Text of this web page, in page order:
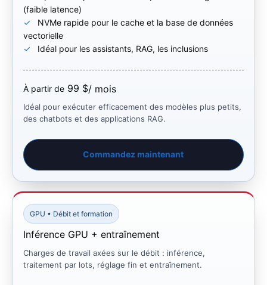
(faible latence)
NVMe rapide pour le cache et la base de données
vectorielle
Idéal pour les assistants, RAG, les inclusions
À partir de 99 $/ mois
Idéal pour exécuter efficacement des modèles plus petits,
des chatbots et des applications RAG.
Commandez maintenant
GPU • Débit et formation
Inférence GPU + entraînement
Charges de travail axées sur le débit : inférence,
traitement par lots, réglage fin et entraînement.